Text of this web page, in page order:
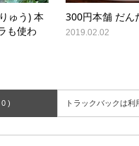
ゅう) 本
も使わ
300円本舗 だん
2019.02.02
) トラックバックは利